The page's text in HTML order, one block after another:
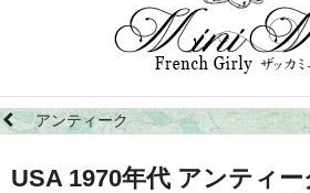
アンティーク
USA 1970年代 アンティー